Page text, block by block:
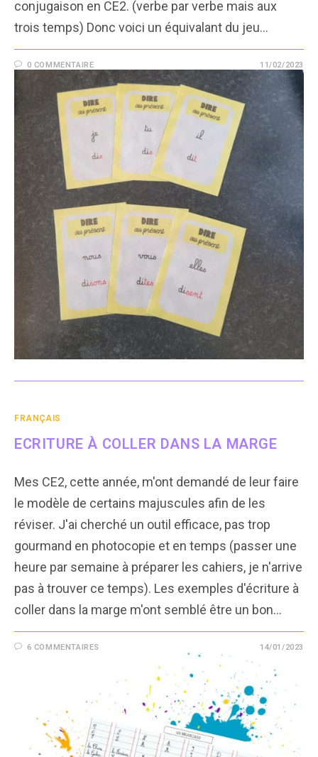
conjugaison en CE2. (verbe par verbe mais aux
trois temps) Donc voici un équivalant du jeu…
0 COMMENTAIRE 11/02/2023
FRANÇAIS
ECRITURE À COLLER DANS LA MARGE
Mes CE2, cette année, m'ont demandé de leur faire
le modèle de certains majuscules afin de les
réviser. J'ai cherché un outil efficace, pas trop
gourmand en photocopie et en temps (passer une
heure par semaine à préparer les cahiers, je n'arrive
pas à trouver ce temps). Les exemples d'écriture à
coller dans la marge m'ont semblé être un bon…
6 COMMENTAIRES 14/01/2023